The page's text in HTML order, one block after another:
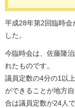
平成28年第2回臨時会
した。
今臨時会は、佐藤隆
れたものです。
議員定数の4分の1以
ができることが地方
合は議員定数が24人